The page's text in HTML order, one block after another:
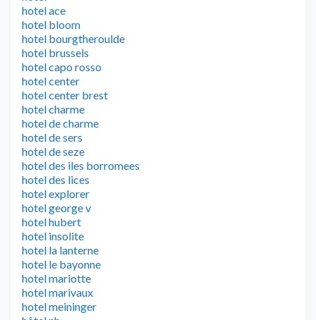
hotel ace
hotel bloom
hotel bourgtheroulde
hotel brussels
hotel capo rosso
hotel center
hotel center brest
hotel charme
hotel de charme
hotel de sers
hotel de seze
hotel des iles borromees
hotel des lices
hotel explorer
hotel george v
hotel hubert
hotel insolite
hotel la lanterne
hotel le bayonne
hotel mariotte
hotel marivaux
hotel meininger